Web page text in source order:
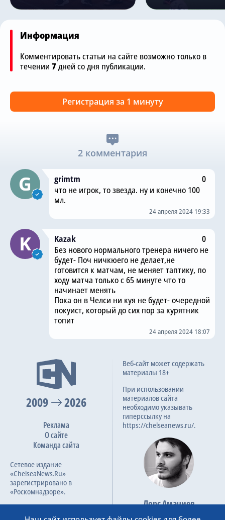
Информация
Комментировать статьи на сайте возможно только в
течении 7дней со дня публикации.
Регистрация за 1 минуту
2 комментария
grimtm
0
что не игрок, то звезда. ну и конечно 100
мл.
24 апреля 2024 19:33
Kazak
0
Без нового нормального тренера ничего не
будет- Поч ничкюего не делает,не
готовится к матчам, не меняет таптику, по
ходу матча только с 65 минуте что то
начинает менять
Пока он в Челси ни куя не будет- очередной
покуист, который до сих пор за курятник
топит
24 апреля 2024 18:07
2009 2026
Реклама
О сайте
Команда сайта
Сетевое издание
«ChelseaNews.Ru»
зарегистрировано в
«Роскомнадзоре».
ФС 77 – 87138.
Веб-сайт может содержать
материалы 18+
При использовании
материалов сайта
необходимо указывать
гиперссылку на
https://chelseanews.ru/.
Лорс Амачиев
Основатель сайта